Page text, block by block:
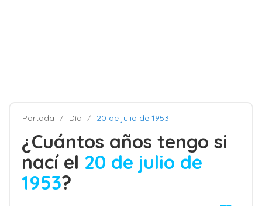
Portada Día 20 de julio de 1953
¿Cuántos años tengo si
nací el 20 de julio de
1953?